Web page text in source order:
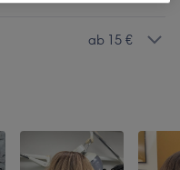
ab 15 €